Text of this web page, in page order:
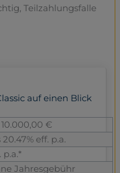
Teilzahlungsfalle
auf einen Blick
€
eff. p.a.
p.a.*
Jahresgebühr